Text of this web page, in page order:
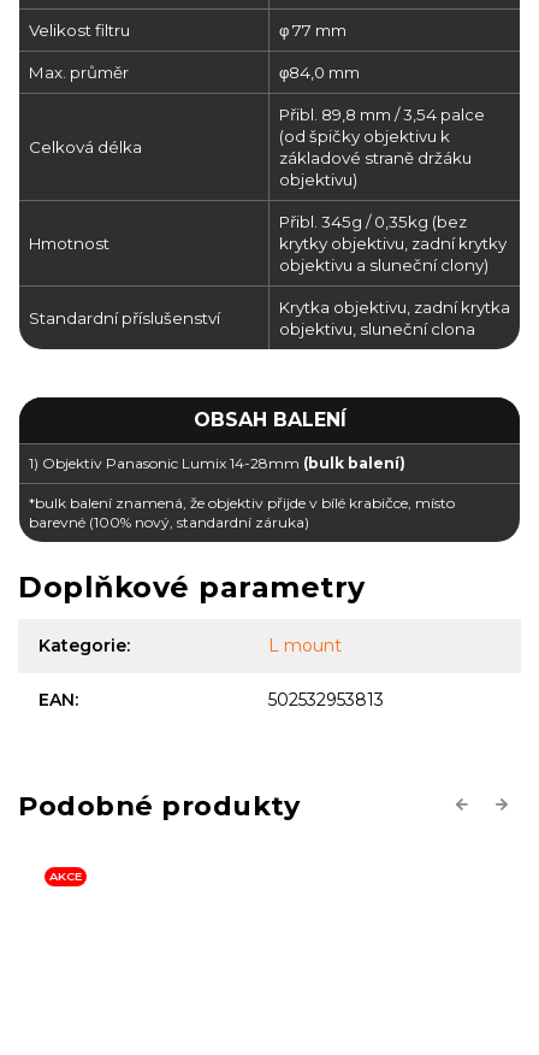
Velikost filtru φ 77 mm
Max. průměr φ84,0 mm
Celková délka
Přibl. 89,8 mm / 3,54 palce
(od špičky objektivu k
základové straně držáku
objektivu)
Hmotnost
Přibl. 345g / 0,35kg (bez
krytky objektivu, zadní krytky
objektivu a sluneční clony)
Standardní příslušenství
Krytka objektivu, zadní krytka
objektivu, sluneční clona
OBSAH BALENÍ
1) Objektiv Panasonic Lumix 14-28mm (bulk balení)
*bulk balení znamená, že objektiv přijde v bílé krabičce, místo
barevné (100% nový, standardní záruka)
Doplňkové parametry
Kategorie: L mount
EAN: 502532953813
Previous
AKCE
Next